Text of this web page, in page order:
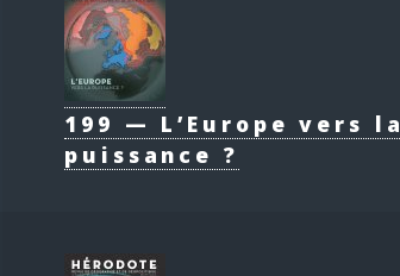
199 — L’Europe vers la
puissance ?